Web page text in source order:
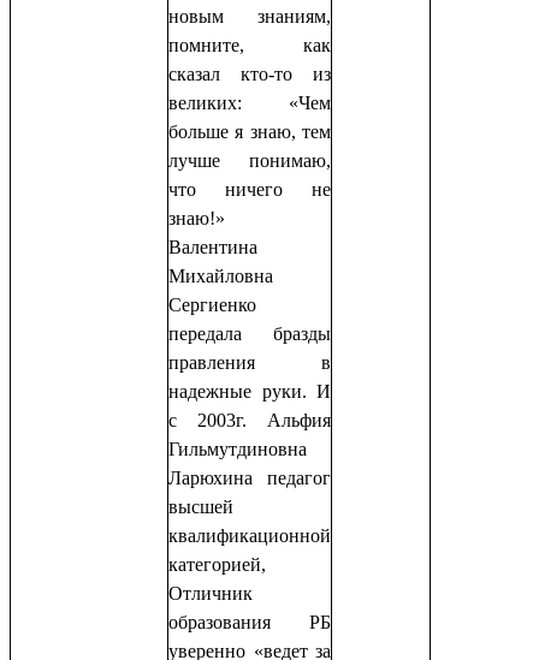
новым знаниям,
помните, как
сказал кто-то из
великих: «Чем
больше я знаю, тем
лучше понимаю,
что ничего не
знаю!»
Валентина
Михайловна
Сергиенко
передала бразды
правления в
надежные руки. И
с 2003г. Альфия
Гильмутдиновна
Ларюхина педагог
высшей
квалификационной
категорией,
Отличник
образования РБ
уверенно «ведет за